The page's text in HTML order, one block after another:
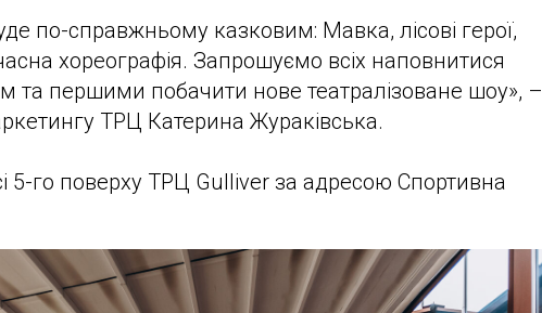
по-справжньому казковим: Мавка, лісові герої,
хореографія. Запрошуємо всіх наповнитися
та першими побачити нове театралізоване шоу», –
ТРЦ Катерина Жураківська.
5-го поверху ТРЦ Gulliver за адресою Спортивна